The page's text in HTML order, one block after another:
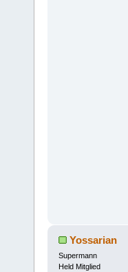
Yossarian
Supermann
Held Mitglied